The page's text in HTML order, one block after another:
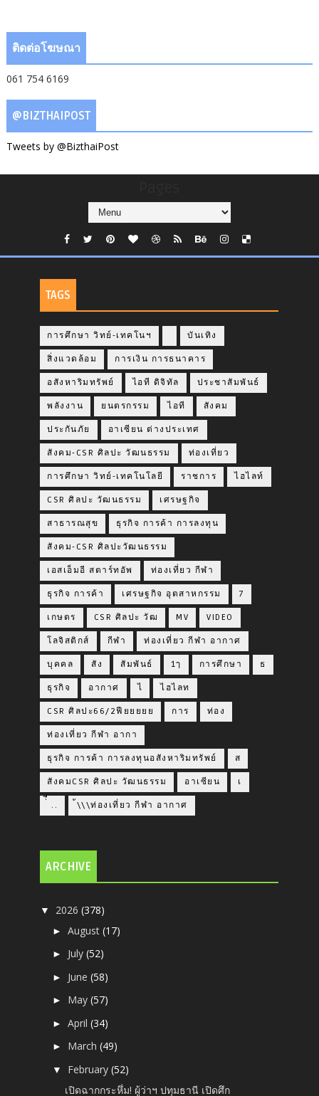
ติดต่อโฆษณา
061 754 6169
@BIZTHAIPOST
Tweets by @BizthaiPost
TAGS
การศึกษา วิทย์-เทคโนฯ บันเทิง
สิ่งแวดล้อม การเงิน การธนาคาร
อสังหาริมทรัพย์ ไอที ดิจิทัล ประชาสัมพันธ์
พลังงาน ยนตรกรรม ไอที สังคม
ประกันภัย อาเซียน ต่างประเทศ
สังคม-CSR ศิลปะ วัฒนธรรม ท่องเที่ยว
การศึกษา วิทย์-เทคโนโลยี ราชการ ไฮไลท์
CSR ศิลปะ วัฒนธรรม เศรษฐกิจ
สาธารณสุข ธุรกิจ การค้า การลงทุน
สังคม-CSR ศิลปะวัฒนธรรม
เอสเอ็มอี สตาร์ทอัพ ท่องเที่ยว กีฬา
ธุรกิจ การค้า เศรษฐกิจ อุตสาหกรรม 7
เกษตร CSR ศิลปะ วัฒ MV VIDEO
โลจิสติกส์ กีฬา ท่องเที่ยว กีฬา อากาศ
บุคคล สัง สัมพันธ์ 1ๅ การศึกษา ธ
ธุรกิจ อากาศ ไ ไฮไลท
CSR ศิลปะ66/2ฟียยยยย การ ท่อง
ท่องเที่ยว กีฬา อากา
ธุรกิจ การค้า การลงทุนอสังหาริมทรัพย์ ส
สังคมCSR ศิลปะ วัฒนธรรม อาเซียน เ
่่ื​ .. ้\\\ท่องเที่ยว กีฬา อากาศ
ARCHIVE
▼ 2026(378)
►August(17)
► July(52)
► June(58)
► May(57)
►April(34)
► March(49)
▼ February(52)
เปิดฉากกระหึ่ม! ผู้ว่าฯ ปทุมธานี เปิดศึก